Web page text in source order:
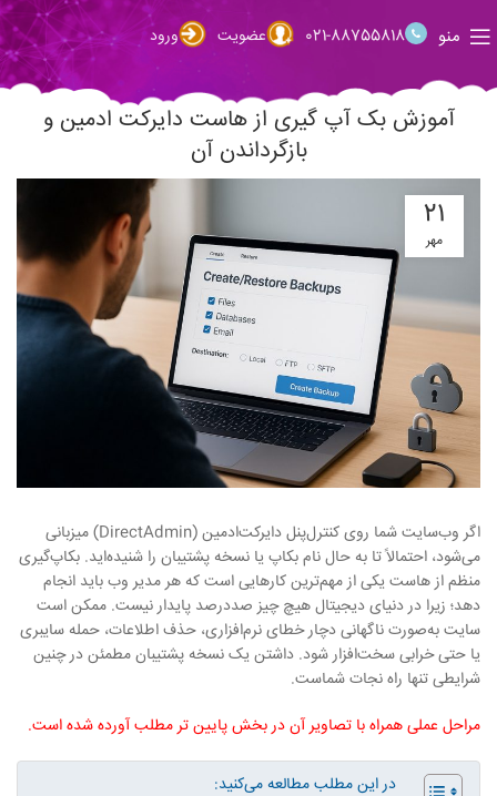
منو 021-88755818 عضویت ورود
آموزش بک آپ گیری از هاست دایرکت ادمین و
بازگرداندن آن
۲۱
مهر
اگر وب‌سایت شما روی کنترل‌پنل دایرکت‌ادمین (DirectAdmin) میزبانی
می‌شود، احتمالاً تا به حال نام بکاپ یا نسخه پشتیبان را شنیده‌اید. بکاپ‌گیری
منظم از هاست یکی از مهم‌ترین کارهایی است که هر مدیر وب باید انجام
دهد؛ زیرا در دنیای دیجیتال هیچ چیز صددرصد پایدار نیست. ممکن است
سایت به‌صورت ناگهانی دچار خطای نرم‌افزاری، حذف اطلاعات، حمله سایبری
یا حتی خرابی سخت‌افزار شود. داشتن یک نسخه پشتیبان مطمئن در چنین
شرایطی تنها راه نجات شماست.
مراحل عملی همراه با تصاویر آن در بخش پایین تر مطلب آورده شده است.
در این مطلب مطالعه می‎‌کنید: